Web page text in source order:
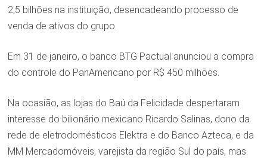
2,5 bilhões na instituição, desencadeando processo de
venda de ativos do grupo.
Em 31 de janeiro, o banco BTG Pactual anunciou a compra
do controle do PanAmericano por R$ 450 milhões.
Na ocasião, as lojas do Baú da Felicidade despertaram
interesse do bilionário mexicano Ricardo Salinas, dono da
rede de eletrodomésticos Elektra e do Banco Azteca, e da
MM Mercadomóveis, varejista da região Sul do país, mas